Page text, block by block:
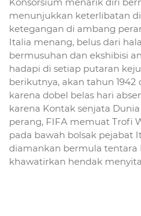
menunjukkan keterlibatan
ketegangan di ambang
Italia menang, belus dari
bermusuhan dan ekshibisi
hadapi di setiap putaran
berikutnya, akan tahun 1942
karena dobel belas hari
karena Kontak senjata
perang, FIFA memuat Trofi
pada bawah bolsak pejabat
diamankan bermula tentara
khawatirkan hendak